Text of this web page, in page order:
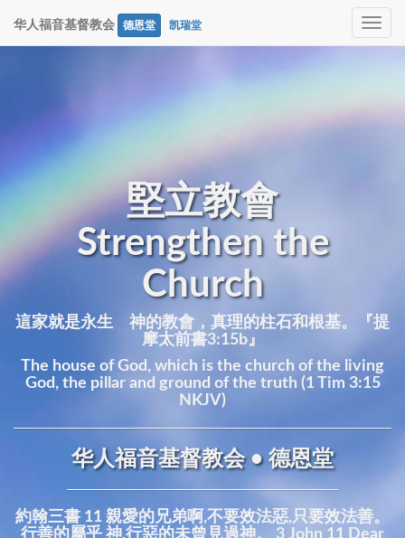
Toggle
华人福音基督教会 德恩堂 凯瑞堂
堅立教會
Strengthen the
Church
這家就是永生 神的教會，真理的柱石和根基。『提
摩太前書3:15b』
The house of God, which is the church of the living
God, the pillar and ground of the truth (1 Tim 3:15
NKJV)
华人福音基督教会 • 德恩堂
約翰三書 11 親愛的兄弟啊,不要效法惡,只要效法善。
行善的屬乎 神,行惡的未曾見過神。 3 John 11 Dear